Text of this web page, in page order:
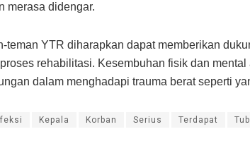
merasa didengar.
teman YTR diharapkan dapat memberikan
rehabilitasi. Kesembuhan fisik dan mental
dalam menghadapi trauma berat seperti
Kepala Korban Serius Terdapat